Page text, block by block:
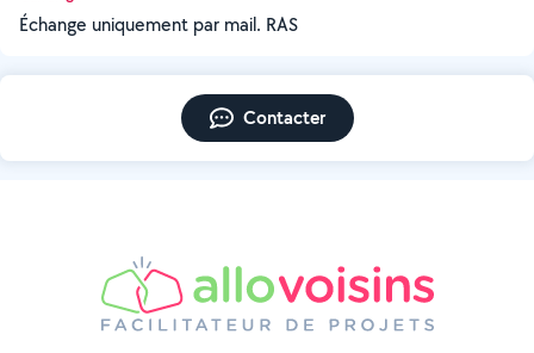
Échange uniquement par mail. RAS
Contacter